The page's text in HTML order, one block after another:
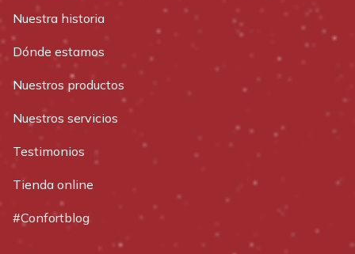
Nuestra historia
Dónde estamos
Nuestros productos
Nuestros servicios
Testimonios
Tienda online
#Confortblog